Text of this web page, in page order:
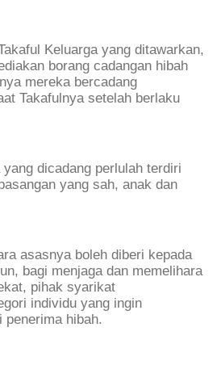
Keluarga yang ditawarkan,
borang cadangan hibah
mereka bercadang
Takafulnya setelah berlaku
dicadang perlulah terdiri
yang sah, anak dan
asasnya boleh diberi kepada
bagi menjaga dan memelihara
pihak syarikat
individu yang ingin
penerima hibah.